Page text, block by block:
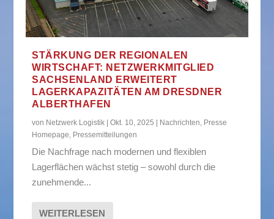
STÄRKUNG DER REGIONALEN
WIRTSCHAFT: NETZWERKMITGLIED
SACHSENLAND ERWEITERT
LAGERKAPAZITÄTEN AM DRESDNER
ALBERTHAFEN
von Netzwerk Logistik |Okt. 10, 2025 | Nachrichten Presse
Homepage Pressemitteilungen
Die Nachfrage nach modernen und flexiblen
Lagerflächen wächst stetig – sowohl durch die
zunehmende...
WEITERLESEN